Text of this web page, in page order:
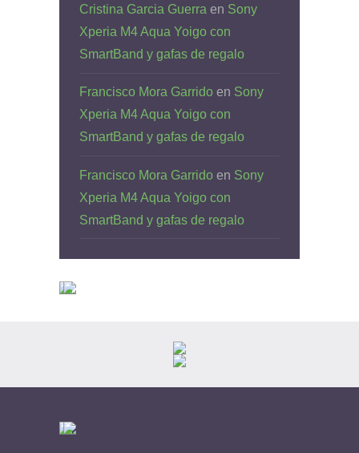
Cristina Garcia Guerra en Sony
Xperia M4 Aqua Yoigo con
SmartBand y gafas de regalo
Francisco Mora Garrido en Sony
Xperia M4 Aqua Yoigo con
SmartBand y gafas de regalo
Francisco Mora Garrido en Sony
Xperia M4 Aqua Yoigo con
SmartBand y gafas de regalo